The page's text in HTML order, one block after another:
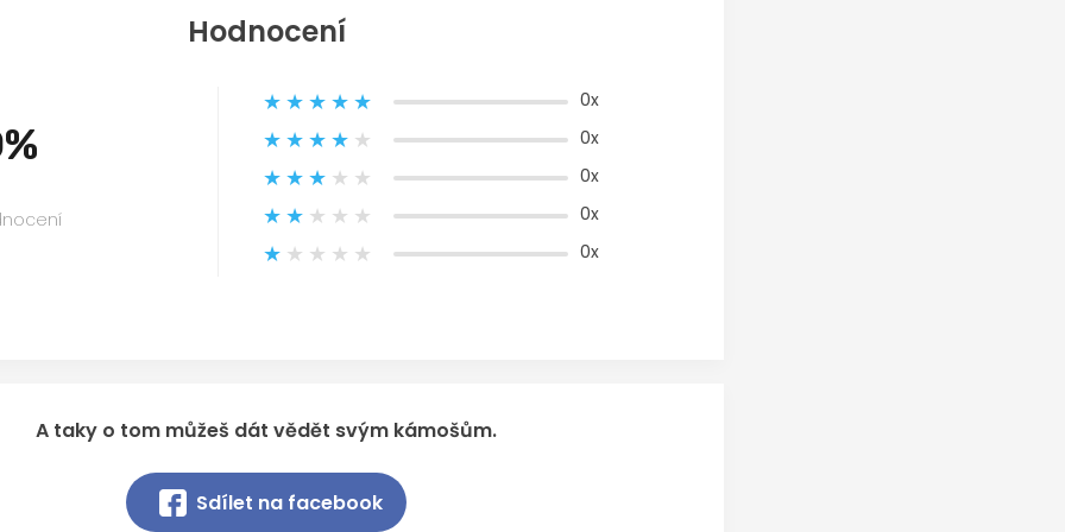
Hodnocení
0x
0x
0x
0x
0x
A taky o tom můžeš dát vědět svým kámošům.
Sdílet na facebook